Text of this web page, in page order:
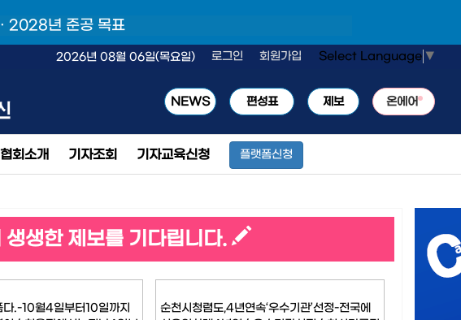
… 2028년 준공 목표
2026년 08월 06일(목요일) 로그인 회원가입 Select Language ▼
NEWS 편성표 제보 온에어
협회소개 기자조회 기자교육신청 플랫폼신청
생한 제보를 기다립니다.
다.-10월4일부터10일까지
순천시청렴도,4년연속‘우수기관’선정-전국에